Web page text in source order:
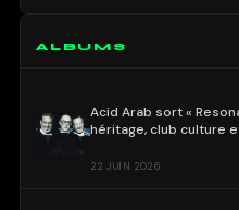
ALBUMS
Acid Arab sort «
héritage, club culture
22 JUIN 2026